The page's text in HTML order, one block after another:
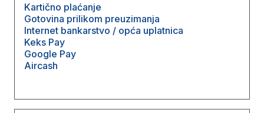
Kartično plaćanje
Gotovina prilikom preuzimanja
Internet bankarstvo / opća uplatnica
Keks Pay
Google Pay
Aircash